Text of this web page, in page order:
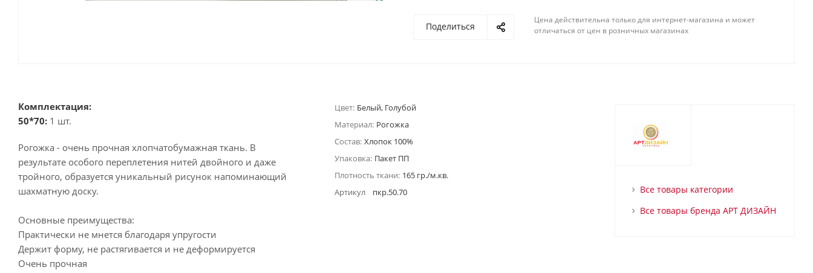
Поделиться
Цена действительна только для интернет-магазина и может
отличаться от цен в розничных магазинах
Комплектация:
50*70: 1 шт.
Рогожка - очень прочная хлопчатобумажная ткань. В
результате особого переплетения нитей двойного и даже
тройного, образуется уникальный рисунок напоминающий
шахматную доску.
Основные преимущества:
Практически не мнется благодаря упругости
Держит форму, не растягивается и не деформируется
Очень прочная
Цвет: Белый, Голубой
Материал: Рогожка
Состав: Хлопок 100%
Упаковка: Пакет ПП
Плотность ткани: 165 гр./м.кв.
Артикул
пкр.50.70
Все товары категории
Все товары бренда АРТ ДИЗАЙН